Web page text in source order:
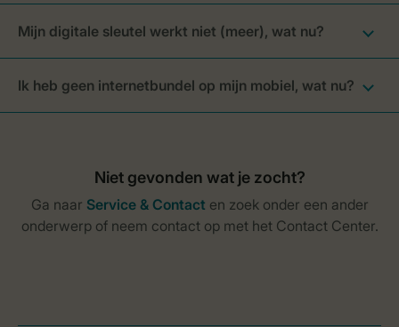
Mijn digitale sleutel werkt niet (meer), wat nu?
Ik heb geen internetbundel op mijn mobiel, wat nu?